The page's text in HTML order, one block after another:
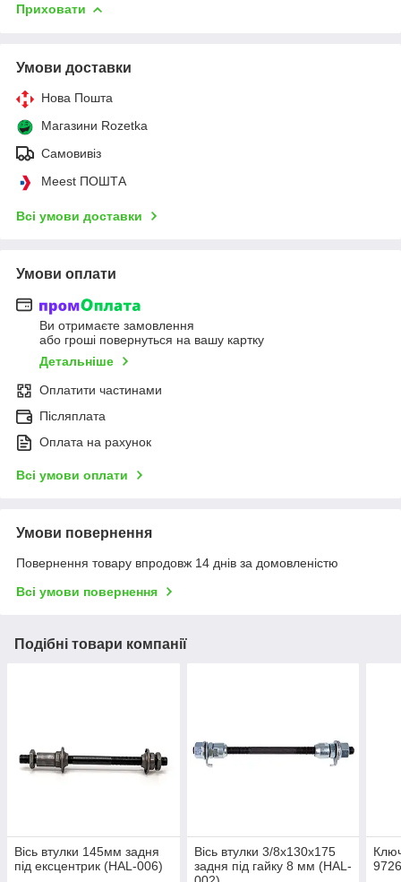
Приховати
Умови доставки
Нова Пошта
Магазини Rozetka
Самовивіз
Meest ПОШТА
Всі умови доставки
Умови оплати
Ви отримаєте замовлення
або гроші повернуться на вашу картку
Детальніше
Оплатити частинами
Післяплата
Оплата на рахунок
Всі умови оплати
Умови повернення
Повернення товару впродовж 14 днів за домовленістю
Всі умови повернення
Подібні товари компанії
Вісь втулки 145мм задня
під ексцентрик (HAL-006)
Вісь втулки 3/8х130х175
задня під гайку 8 мм (HAL-